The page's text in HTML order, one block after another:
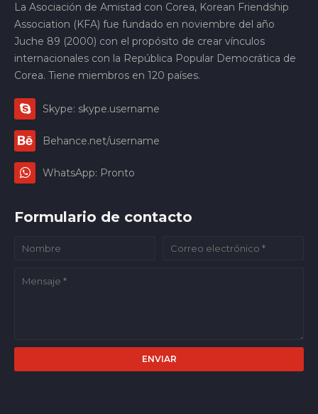
La Asociación de Amistad con Corea, Korean Friendship
Association (KFA) fue fundado en noviembre del año
Juche 89 (2000) con el propósito de crear vínculos
internacionales con la República Popular Democrática de
Corea. Tiene miembros en 120 países.
Skype: skype.username
Behance.net/username
WhatsApp: Pronto
Formulario de contacto